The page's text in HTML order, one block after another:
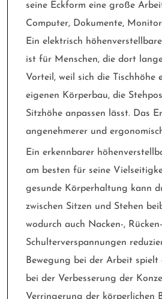
seine Eckform eine große
Computer, Dokumente,
Ein elektrisch
ist für Menschen, die dort
Vorteil, weil sich die Tischhöhe
eigenen Körperbau, die
Sitzhöhe anpassen lässt. Das
angenehmerer und
Ein erkennbarer
am besten für seine
gesunde Körperhaltung kann
zwischen Sitzen und Stehen
wodurch auch Nacken-,
Schulterverspannungen
Bewegung bei der Arbeit spielt
bei der Verbesserung der
Verringerung der körperlichen